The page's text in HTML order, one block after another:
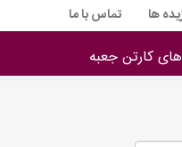
ها تماس با ما
کارتن جعبه